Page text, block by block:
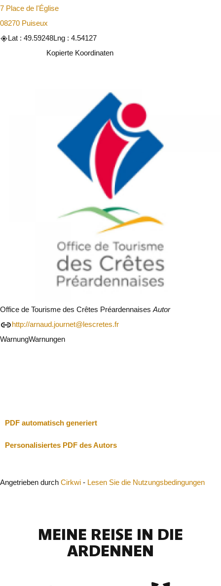
7 Place de l'Église
08270 Puiseux
Lat : 49.59248Lng : 4.54127
Kopierte Koordinaten
Office de Tourisme des Crêtes PréardennaisesAutor
http://arnaud.journet@lescretes.fr
WarnungWarnungen
PDF automatisch generiert
Personalisiertes PDF des Autors
Angetrieben durch Cirkwi - Lesen Sie die Nutzungsbedingungen
MEINE REISE IN DIE
ARDENNEN